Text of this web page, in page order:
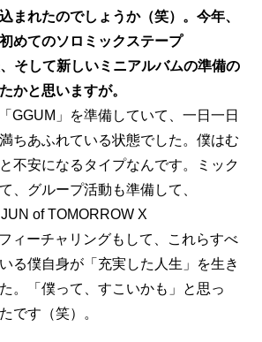
まれたのでしょうか（笑）。今年、
めてのソロミックステープ
、そして新しいミニアルバムの準備の
かと思いますが。
GGUM」を準備していて、一日一日
ちあふれている状態でした。僕はむ
不安になるタイプなんです。ミック
、グループ活動も準備して、
of TOMORROW X
ィーチャリングもして、これらすべ
る僕自身が「充実した人生」を生き
。「僕って、すこいかも」と思っ
です（笑）。